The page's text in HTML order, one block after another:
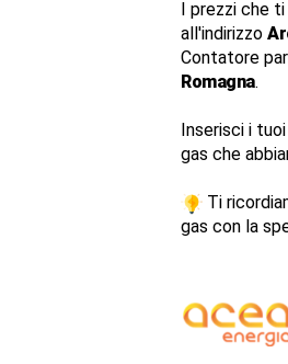
I prezzi che
all'indirizzo
Contatore
Romagna.
Inserisci i tuoi
gas che
Ti
gas con la